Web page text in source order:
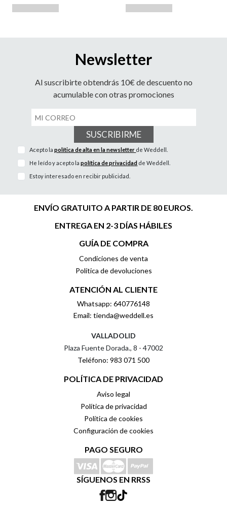
Newsletter
Al suscribirte obtendrás 10€ de descuento no
acumulable con otras promociones
SUSCRIBIRME
Acepto lapolítica de alta en la newsletter de Weddell.
He leído y acepto lapolítica de privacidad de Weddell.
Estoy interesado en recibir publicidad.
ENVÍO GRATUITO A PARTIR DE 80 EUROS.
ENTREGA EN 2-3 DÍAS HÁBILES
GUÍA DE COMPRA
Condiciones de venta
Política de devoluciones
ATENCIÓN AL CLIENTE
Whatsapp: 640776148
Email: tienda@weddell.es
VALLADOLID
Plaza Fuente Dorada., 8 - 47002
Teléfono: 983 071 500
POLÍTICA DE PRIVACIDAD
Aviso legal
Política de privacidad
Política de cookies
Configuración de cookies
PAGO SEGURO
SÍGUENOS EN RRSS